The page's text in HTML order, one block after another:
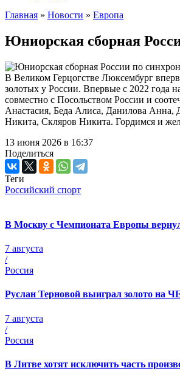
Главная » Новости » Европа
Юниорская сборная
В Великом Герцогстве Люксембург
золотых у России. Впервые с 2022 года
совместно с Посольством России и
Анастасия, Беда Алиса, Данилова
Никита, Скляров Никита. Гордимся и
13 июня 2026 в 16:37
Поделиться
Теги
Российский спорт
В Москву с Чемпионата Европы
7 августа
/
Россия
Руслан Терновой выиграл золото на
7 августа
/
Россия
В Литве хотят исключить часть